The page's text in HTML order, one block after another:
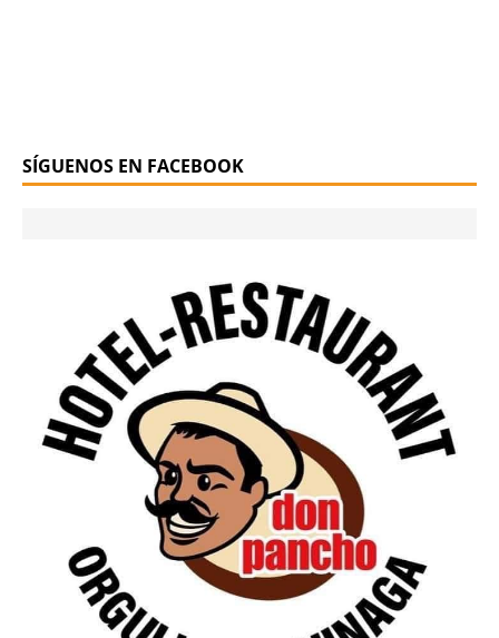
SÍGUENOS EN FACEBOOK